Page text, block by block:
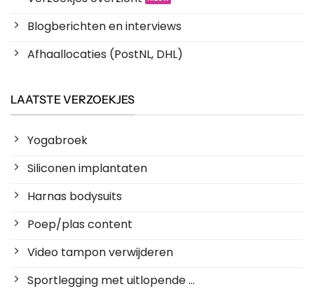
Blogberichten en interviews
Afhaallocaties (PostNL, DHL)
LAATSTE VERZOEKJES
Yogabroek
Siliconen implantaten
Harnas bodysuits
Poep/plas content
Video tampon verwijderen
Sportlegging met uitlopende ...